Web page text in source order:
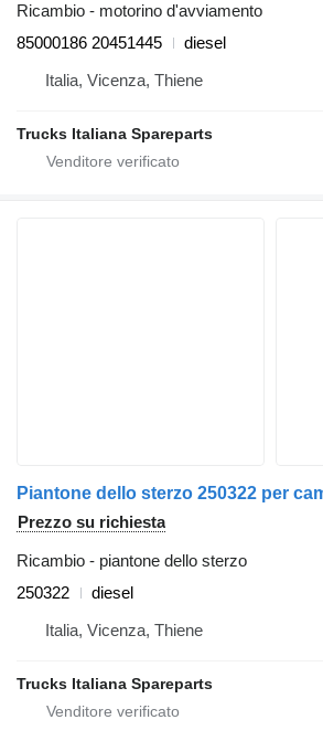
Ricambio - motorino d'avviamento
85000186 20451445
diesel
Italia, Vicenza, Thiene
Trucks Italiana Spareparts
Piantone dello sterzo 250322 per
Prezzo su richiesta
Ricambio - piantone dello sterzo
250322
diesel
Italia, Vicenza, Thiene
Trucks Italiana Spareparts